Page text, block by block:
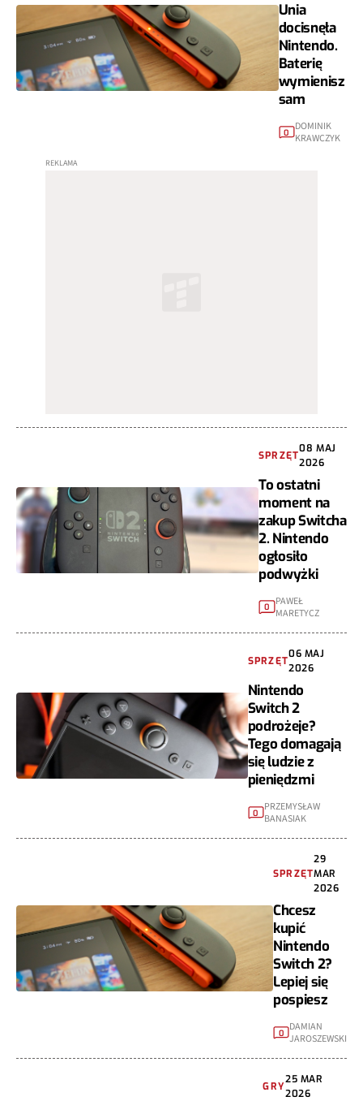
Unia
docisnęła
Nintendo.
Baterię
wymienisz
sam
0 DOMINIK
KRAWCZYK
SPRZĘT
08 MAJ
2026
To ostatni
moment na
zakup Switcha
2. Nintendo
ogłosiło
podwyżki
0
PAWEŁ
MARETYCZ
SPRZĘT
06 MAJ
2026
Nintendo
Switch 2
podrożeje?
Tego domagają
się ludzie z
pieniędzmi
0 PRZEMYSŁAW
BANASIAK
SPRZĘT
29
MAR
2026
Chcesz
kupić
Nintendo
Switch 2?
Lepiej się
pospiesz
0
DAMIAN
JAROSZEWSKI
GRY
25 MAR
2026